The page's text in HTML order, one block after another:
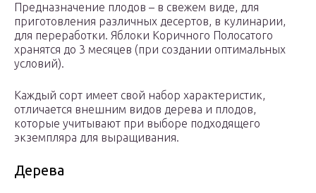
Предназначение плодов – в свежем виде, для
приготовления различных десертов, в кулинарии,
для переработки. Яблоки Коричного Полосатого
хранятся до 3 месяцев (при создании оптимальных
условий).
Каждый сорт имеет свой набор характеристик,
отличается внешним видов дерева и плодов,
которые учитывают при выборе подходящего
экземпляра для выращивания.
Дерева